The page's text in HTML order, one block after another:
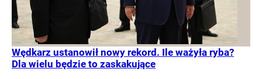
Wędkarz ustanowił nowy rekord. Ile ważyła ryba?
Dla wielu będzie to zaskakujące